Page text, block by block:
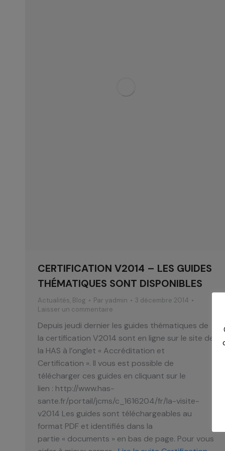
CERTIFICATION V2014 – LES GUIDES
THÉMATIQUES SONT DISPONIBLES
Actualités, Blog Par yadmin
3 décembre 2014
Laisser un commentaire
Depuis jeudi dernier les guides thématiques de
la certification V2014 sont en ligne sur le site de
la HAS à l’onglet « Accréditation et
Certification ». Il vous est possible de
télécharger ces guides en cliquant sur le
lien : http://www.has-
sante.fr/portail/jcms/c_1616204/fr/la-visite-
v2014 Les guides sont téléchargeables au
format PDF et identifiés dans la
partie « documents » en bas de page. Pour vous